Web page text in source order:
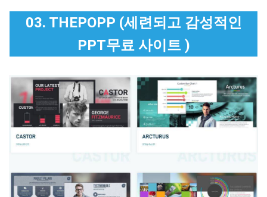
03. THEPOPP (세련되고 감성적인
PPT무료 사이트 )